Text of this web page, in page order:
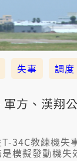
失事 調度
方、漢翔
34C教練機失
模擬發動機失